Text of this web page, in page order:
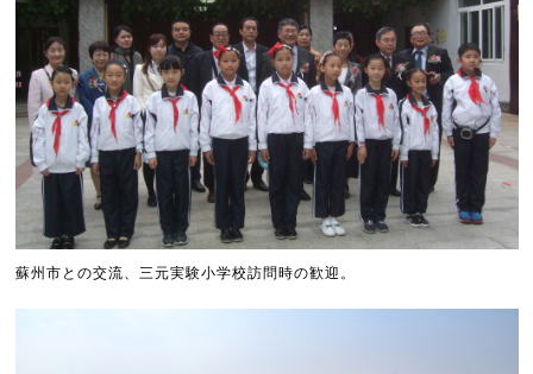
蘇州市との交流、三元実験小学校訪問時の歓迎。